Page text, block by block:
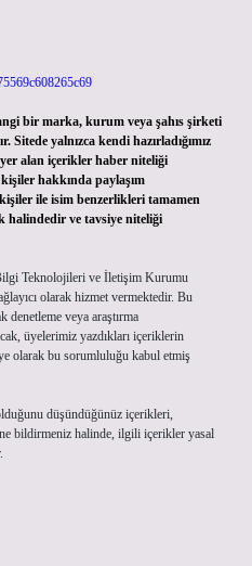
bir marka, kurum veya şahıs şirketi
yalnızca kendi hazırladığımız
alan içerikler haber niteliği
hakkında paylaşım
ile isim benzerlikleri tamamen
halindedir ve tavsiye niteliği
Teknolojileri ve İletişim Kurumu
olarak hizmet vermektedir. Bu
veya araştırma
üyelerimiz yazdıkları içeriklerin
olarak bu sorumluluğu kabul etmiş
düşündüğünüz içerikleri,
bildirmeniz halinde, ilgili içerikler yasal